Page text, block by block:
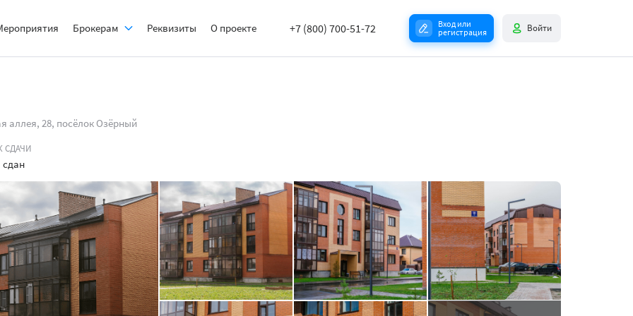
Брокерам Реквизиты О проекте +7 (800) 700-51-72
Вход или
регистрация
Войти
аллея, 28, посёлок Озёрный
СДАЧИ